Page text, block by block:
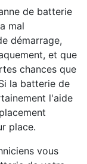
de batterie
mal
démarrage,
et que
chances que
la batterie de
l'aide
place.
vous